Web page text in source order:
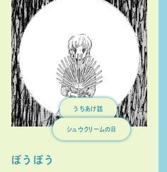
ぼうぼう